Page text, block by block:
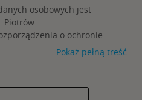
osobowych jest
Piotrów
o ochronie
119, str. 1) informujemy, iż:
danych osobowych jest
61 72, adres email:
Pokaż pełną treść